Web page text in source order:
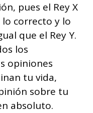
pues el Rey X
correcto y lo
que el Rey Y.
los
opiniones
tu vida,
sobre tu
absoluto.